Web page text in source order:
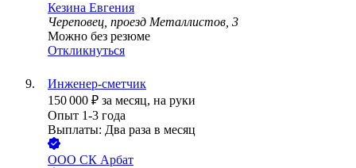
Кезина Евгения
Череповец, проезд Металлистов, 3
Можно без резюме
Откликнуться
Инженер-сметчик
150 000 ₽ за месяц, на руки
Опыт 1-3 года
Выплаты: Два раза в месяц
ООО СК Арбат